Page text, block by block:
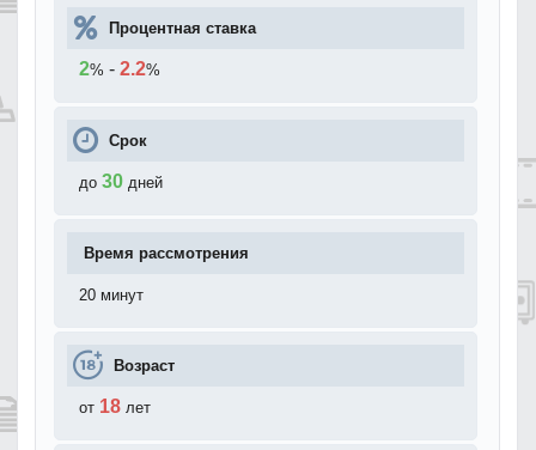
Процентная ставка
2% - 2.2%
Срок
до 30 дней
Время рассмотрения
20 минут
Возраст
от 18 лет